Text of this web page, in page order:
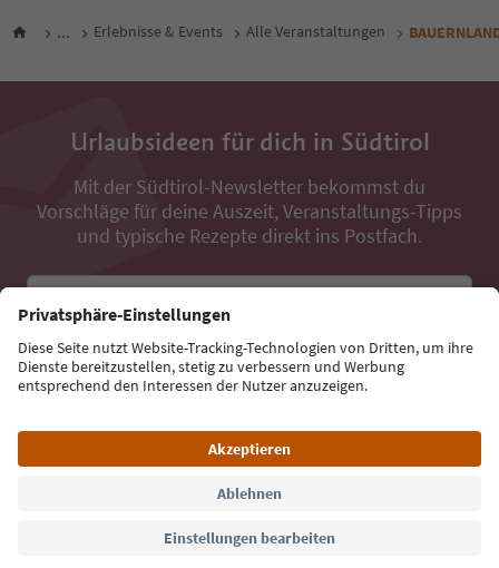
... Erlebnisse & Events Alle Veranstaltungen
Urlaubsideen für dich in Südtirol
Mit der Südtirol-Newsletter bekommst du
Vorschläge für deine Auszeit, Veranstaltungs-Tipps
und typische Rezepte direkt ins Postfach.
Jetzt anmelden